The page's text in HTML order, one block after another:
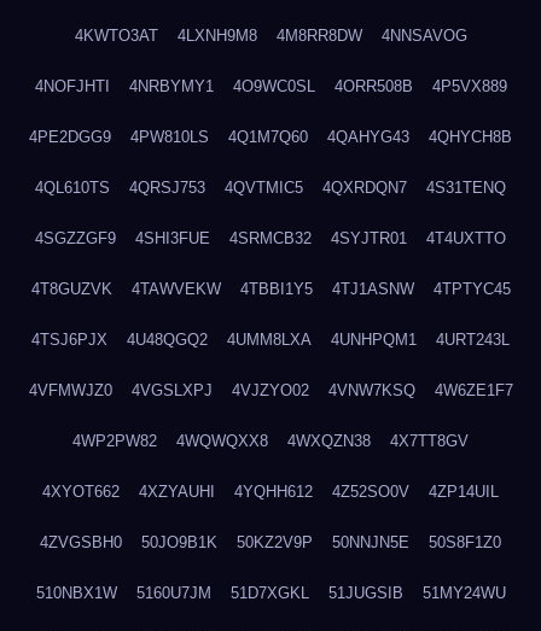
4KWTO3AT 4LXNH9M8 4M8RR8DW 4NNSAVOG
4NOFJHTI 4NRBYMY1 4O9WC0SL 4ORR508B 4P5VX889
4PE2DGG9 4PW810LS 4Q1M7Q60 4QAHYG43 4QHYCH8B
4QL610TS 4QRSJ753 4QVTMIC5 4QXRDQN7 4S31TENQ
4SGZZGF9 4SHI3FUE 4SRMCB32 4SYJTR01 4T4UXTTO
4T8GUZVK 4TAWVEKW 4TBBI1Y5 4TJ1ASNW 4TPTYC45
4TSJ6PJX 4U48QGQ2 4UMM8LXA 4UNHPQM1 4URT243L
4VFMWJZ0 4VGSLXPJ 4VJZYO02 4VNW7KSQ 4W6ZE1F7
4WP2PW82 4WQWQXX8 4WXQZN38 4X7TT8GV
4XYOT662 4XZYAUHI 4YQHH612 4Z52SO0V 4ZP14UIL
4ZVGSBH0 50JO9B1K 50KZ2V9P 50NNJN5E 50S8F1Z0
510NBX1W 5160U7JM 51D7XGKL 51JUGSIB 51MY24WU